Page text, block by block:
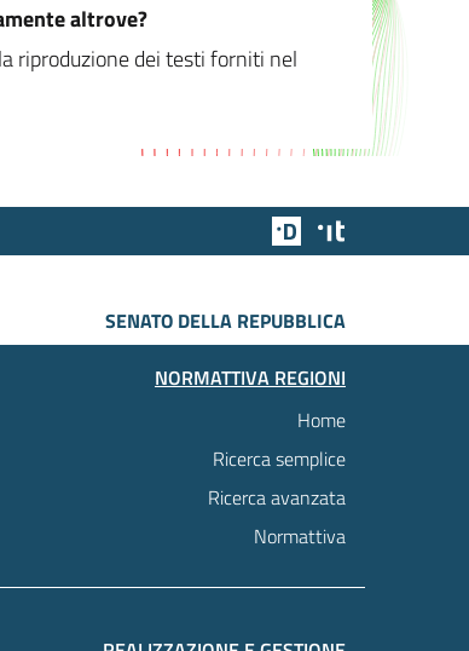
altrove?
riproduzione dei testi forniti nel
Team Digitale
SENATO DELLA REPUBBLICA
NORMATTIVA REGIONI
Home
Ricerca semplice
Ricerca avanzata
Normattiva